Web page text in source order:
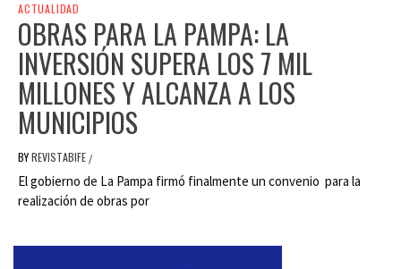
ACTUALIDAD
OBRAS PARA LA PAMPA: LA
INVERSIÓN SUPERA LOS 7 MIL
MILLONES Y ALCANZA A LOS
MUNICIPIOS
BYREVISTABIFE /
El gobierno de La Pampa firmó finalmente un convenio para la
realización de obras por